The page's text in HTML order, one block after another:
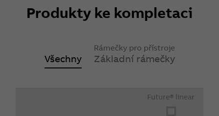
Produkty ke kompletaci
Všechny
Rámečky pro přístroje
Základní rámečky
Future® linear